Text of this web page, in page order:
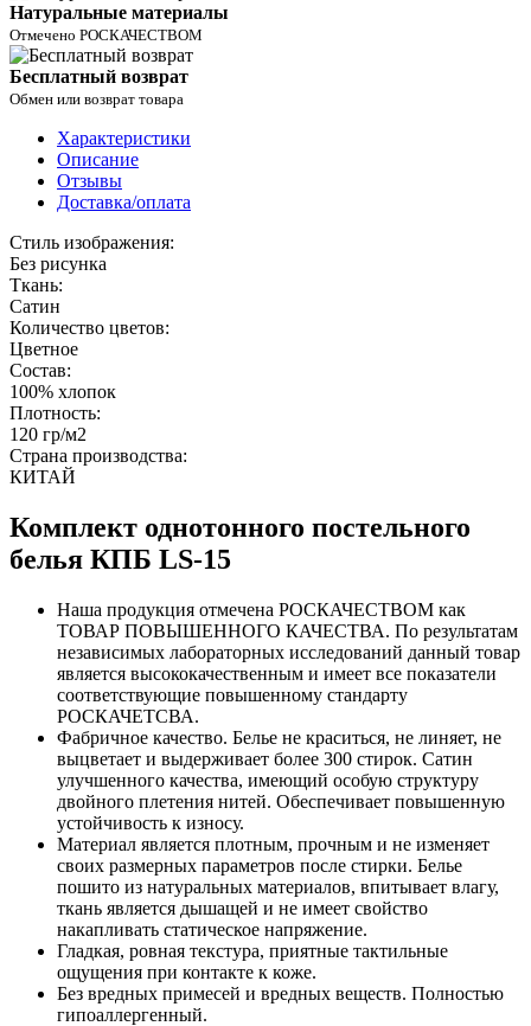
Натуральные материалы
Отмечено РОСКАЧЕСТВОМ
Бесплатный возврат
Обмен или возврат товара
Характеристики
Описание
Отзывы
Доставка/оплата
Стиль изображения:
Без рисунка
Ткань:
Сатин
Количество цветов:
Цветное
Состав:
100% хлопок
Плотность:
120 гр/м2
Страна производства:
КИТАЙ
Комплект однотонного постельного
белья КПБ LS-15
Наша продукция отмечена РОСКАЧЕСТВОМ как
ТОВАР ПОВЫШЕННОГО КАЧЕСТВА. По результатам
независимых лабораторных исследований данный товар
является высококачественным и имеет все показатели
соответствующие повышенному стандарту
РОСКАЧЕТСВА.
Фабричное качество. Белье не краситься, не линяет, не
выцветает и выдерживает более 300 стирок. Сатин
улучшенного качества, имеющий особую структуру
двойного плетения нитей. Обеспечивает повышенную
устойчивость к износу.
Материал является плотным, прочным и не изменяет
своих размерных параметров после стирки. Белье
пошито из натуральных материалов, впитывает влагу,
ткань является дышащей и не имеет свойство
накапливать статическое напряжение.
Гладкая, ровная текстура, приятные тактильные
ощущения при контакте к коже.
Без вредных примесей и вредных веществ. Полностью
гипоаллергенный.